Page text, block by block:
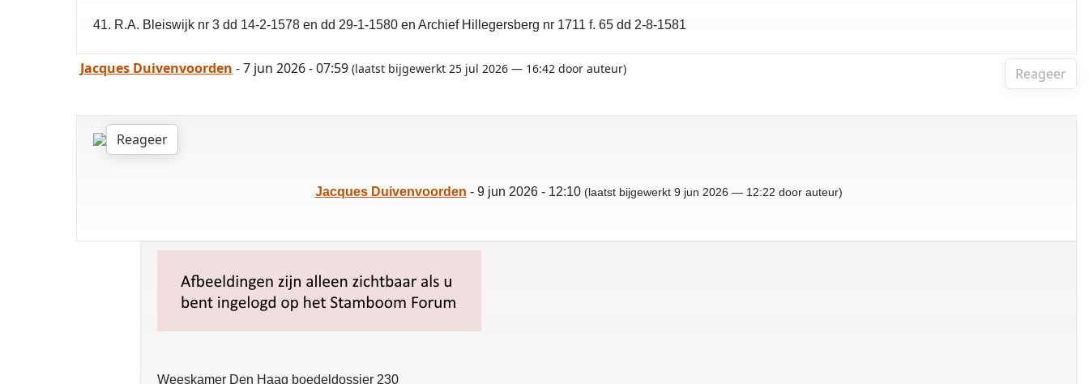
41. R.A. Bleiswijk nr 3 dd 14-2-1578 en dd 29-1-1580 en Archief Hillegersberg nr 1711 f. 65 dd 2-8-1581
Reageer
Jacques Duivenvoorden - 7 jun 2026 - 07:59 (laatst bijgewerkt 25 jul 2026 — 16:42 door auteur)
Reageer
Jacques Duivenvoorden - 9 jun 2026 - 12:10 (laatst bijgewerkt 9 jun 2026 — 12:22 door auteur)
Weeskamer Den Haag boedeldossier 230